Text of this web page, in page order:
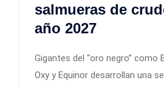
salmueras de
año 2027
Gigantes del “oro negro” como
Oxy y Equinor desarrollan una